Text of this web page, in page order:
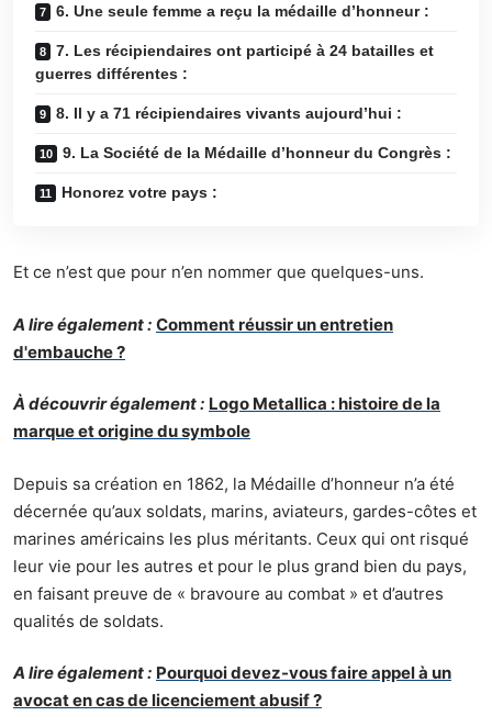
6. Une seule femme a reçu la médaille d’honneur :
7. Les récipiendaires ont participé à 24 batailles et
guerres différentes :
8. Il y a 71 récipiendaires vivants aujourd’hui :
9. La Société de la Médaille d’honneur du Congrès :
Honorez votre pays :
Et ce n’est que pour n’en nommer que quelques-uns.
A lire également : Comment réussir un entretien
d'embauche ?
À découvrir également : Logo Metallica : histoire de la
marque et origine du symbole
Depuis sa création en 1862, la Médaille d’honneur n’a été
décernée qu’aux soldats, marins, aviateurs, gardes-côtes et
marines américains les plus méritants. Ceux qui ont risqué
leur vie pour les autres et pour le plus grand bien du pays,
en faisant preuve de « bravoure au combat » et d’autres
qualités de soldats.
A lire également : Pourquoi devez-vous faire appel à un
avocat en cas de licenciement abusif ?